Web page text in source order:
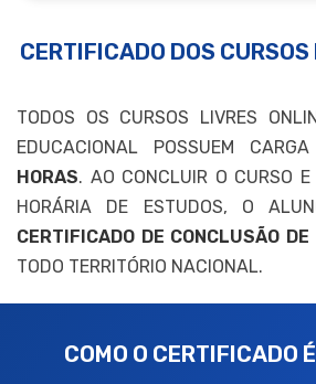
CERTIFICADO DOS
TODOS OS CURSOS LIVRES
EDUCACIONAL POSSUEM
HORAS. AO CONCLUIR O CURSO
HORÁRIA DE ESTUDOS, O
CERTIFICADO DE CONCLUSÃO DE
TODO TERRITÓRIO NACIONAL.
COMO O CERTIFICADO